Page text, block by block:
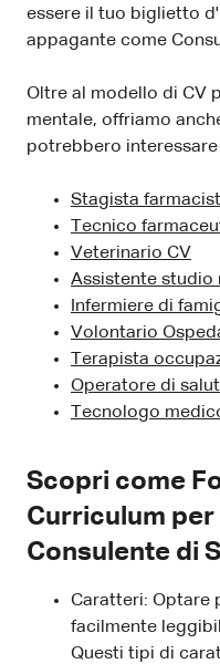
essere il tuo biglietto
appagante come
Oltre al modello di CV
mentale, offriamo
potrebbero
Stagista
Tecnico
Veterinario CV
Assistente studio
Infermiere di
Volontario
Terapista
Operatore di
Tecnologo
Scopri come
Curriculum
Consulente di
Caratteri: Optare
facilmente
Questi tipi di